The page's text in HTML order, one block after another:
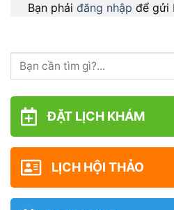
Bạn phải đăng nhập để gửi
ĐẶT LỊCH KHÁM
LỊCH HỘI THẢO